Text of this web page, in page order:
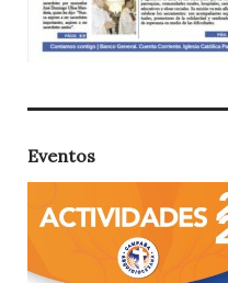
Eventos